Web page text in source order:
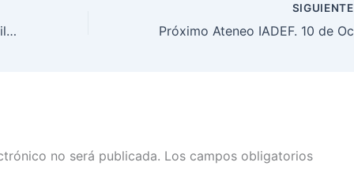
Charla "Empresa Familiar a Familia Empresaria". Bahía Blanca.
SIGUIENTE
no será publicada. Los campos obligatorios